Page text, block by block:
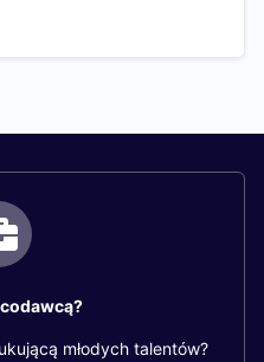
młodych talentów?